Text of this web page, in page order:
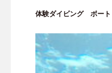
体験ダイビング ボート